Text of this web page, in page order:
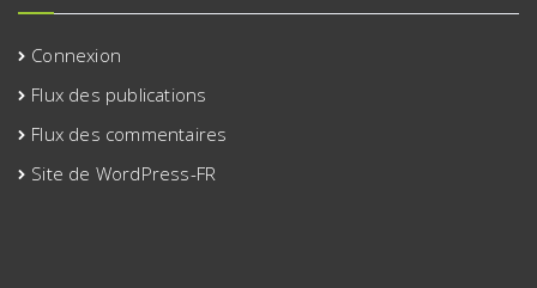
Connexion
Flux des publications
Flux des commentaires
Site de WordPress-FR